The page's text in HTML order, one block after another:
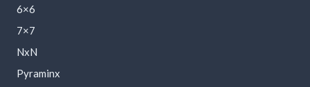
6×6
7×7
NxN
Pyraminx